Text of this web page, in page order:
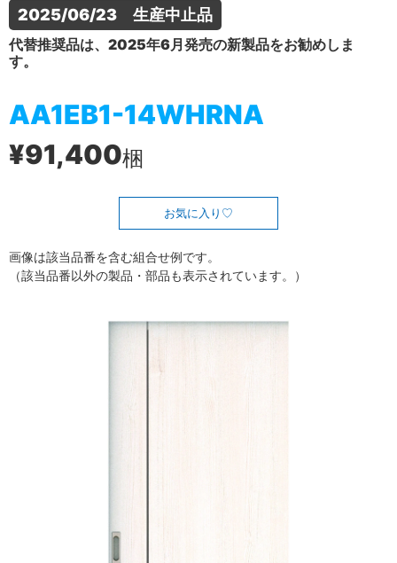
2025/06/23　生産中止品
代替推奨品は、2025年6月発売の新製品をお勧めしま
す。
AA1EB1-14WHRNA
¥91,400梱
お気に入り
画像は該当品番を含む組合せ例です。
（該当品番以外の製品・部品も表示されています。）